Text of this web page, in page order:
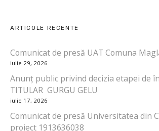
e
î
n
a
r
ARTICOLE RECENTE
Comunicat de presă UAT Comuna
iulie 29, 2026
Anunț public privind decizia etapei de
TITULAR GURGU GELU
iulie 17, 2026
Comunicat de presă Universitatea din
proiect 1913636038